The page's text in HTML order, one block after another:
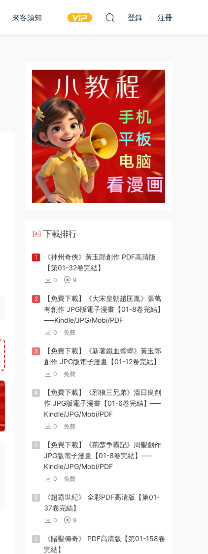
來客須知 登錄 注冊
下載排行
1
《神州奇俠》黃玉郎創作 PDF高清版
【第01-32卷完結】
0 9
2
【免費下載】《大宋皇朝趙匡胤》張萬
有創作 JPG版電子漫畫【01-8卷完結】
—–Kindle/JPG/Mobi/PDF
0 免費
3
【免費下載】《新著鐵血螳螂》黃玉郎
創作 JPG版電子漫畫【01-12卷完結】
0 免費
4
【免費下載】《邪狼三兄弟》溫日良創
作 JPG版電子漫畫【01-6卷完結】—–
Kindle/JPG/Mobi/PDF
0 免費
5
【免費下載】《荊楚争霸記》周聖創作
JPG版電子漫畫【01-8卷完結】—–
Kindle/JPG/Mobi/PDF
0 免費
6
《超霸世紀》 全彩PDF高清版【第01-
37卷完結】
0 9
7
《賭聖傳奇》 PDF高清版【第01-158卷
完結】